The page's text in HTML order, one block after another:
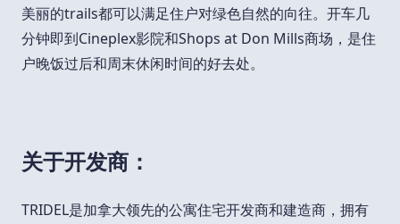
美丽的trails都可以满足住户对绿色自然的向往。开车几
分钟即到Cineplex影院和Shops at Don Mills商场，是住
户晚饭过后和周末休闲时间的好去处。
关于开发商：
TRIDEL是加拿大领先的公寓住宅开发商和建造商，拥有